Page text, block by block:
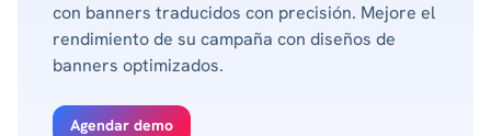
con banners traducidos con precisión. Mejore el
rendimiento de su campaña con diseños de
banners optimizados.
Agendar demo